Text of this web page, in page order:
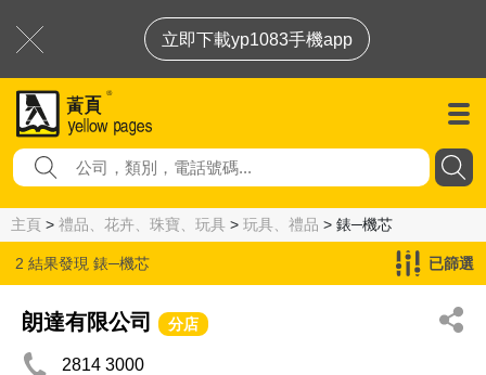
立即下載yp1083手機app
主頁 > 禮品、花卉、珠寶、玩具 > 玩具、禮品 > 錶─機芯
2 結果發現 錶─機芯 已篩選
朗達有限公司 分店
2814 3000